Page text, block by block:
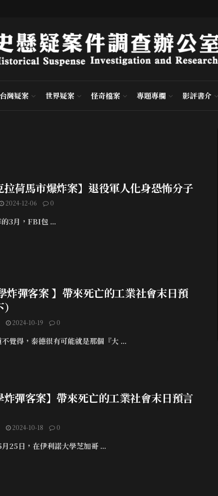
灣疑案 世界疑案 怪奇檔案 專題專欄 影評書介
拉荷馬市爆炸案】退役軍人化身恐怖分子
2024-12-06 0
3月，FBI包 ...
炸彈客案 】帶來死亡的工業社會末日預
2024-10-19 0
覺得，泰德很有可能就是那個『大 ...
炸彈客案】帶來死亡的工業社會末日預言
2024-10-18 0
25日，在伊利諾大學芝加哥 ...